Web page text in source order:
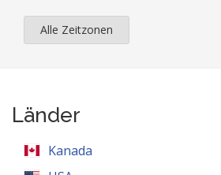
Alle Zeitzonen
Länder
Kanada